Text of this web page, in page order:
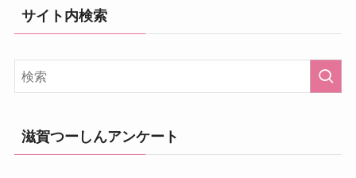
サイト内検索
滋賀つーしんアンケート